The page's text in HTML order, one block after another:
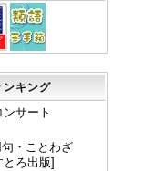
ンキング
サート
・ことわざ
ろ出版]